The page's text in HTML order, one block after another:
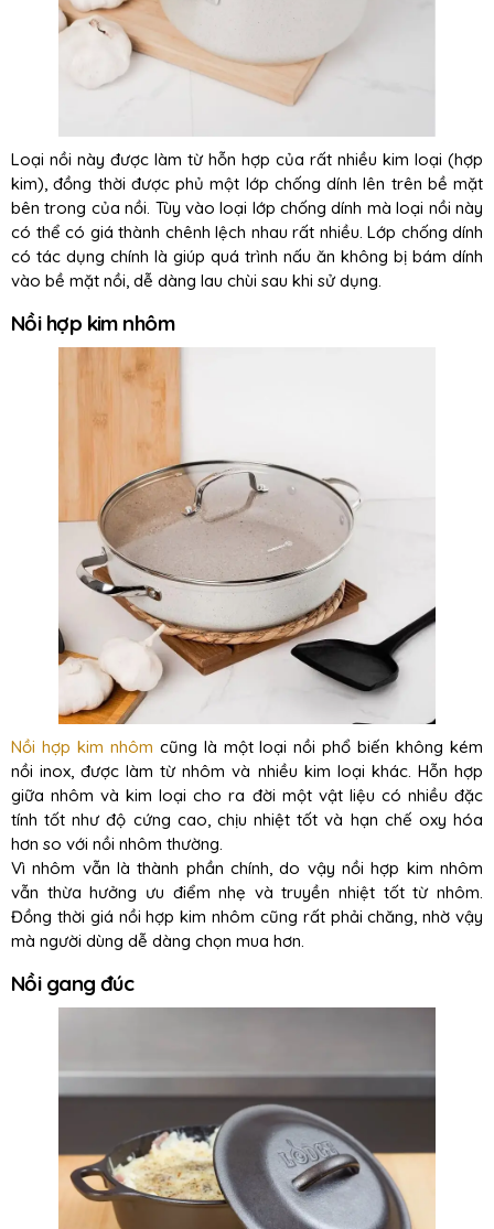
Loại nồi này được làm từ hỗn hợp của rất nhiều kim loại (hợp
kim), đồng thời được phủ một lớp chống dính lên trên bề mặt
bên trong của nồi. Tùy vào loại lớp chống dính mà loại nồi này
có thể có giá thành chênh lệch nhau rất nhiều. Lớp chống dính
có tác dụng chính là giúp quá trình nấu ăn không bị bám dính
vào bề mặt nồi, dễ dàng lau chùi sau khi sử dụng.
Nồi hợp kim nhôm
Nồi hợp kim nhôm cũng là một loại nồi phổ biến không kém
nồi inox, được làm từ nhôm và nhiều kim loại khác. Hỗn hợp
giữa nhôm và kim loại cho ra đời một vật liệu có nhiều đặc
tính tốt như độ cứng cao, chịu nhiệt tốt và hạn chế oxy hóa
hơn so với nồi nhôm thường.
Vì nhôm vẫn là thành phần chính, do vậy nồi hợp kim nhôm
vẫn thừa hưởng ưu điểm nhẹ và truyền nhiệt tốt từ nhôm.
Đồng thời giá nồi hợp kim nhôm cũng rất phải chăng, nhờ vậy
mà người dùng dễ dàng chọn mua hơn.
Nồi gang đúc